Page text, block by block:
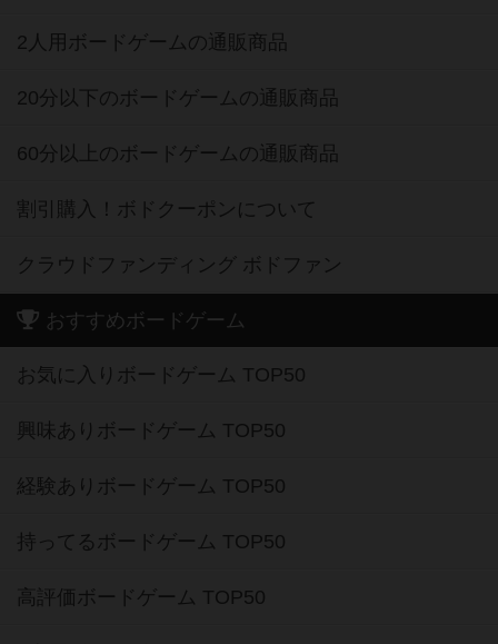
2人用ボードゲームの通販商品
20分以下のボードゲームの通販商品
60分以上のボードゲームの通販商品
割引購入！ボドクーポンについて
クラウドファンディング ボドファン
おすすめボードゲーム
お気に入りボードゲーム TOP50
興味ありボードゲーム TOP50
経験ありボードゲーム TOP50
持ってるボードゲーム TOP50
高評価ボードゲーム TOP50